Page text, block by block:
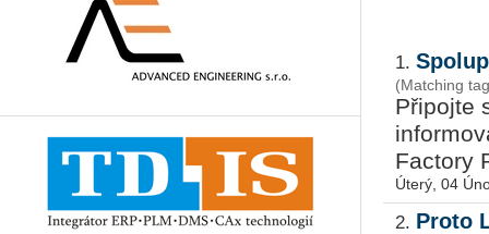
1.
(Matching
Při­poj­te
Fac­to­ry
Úterý, 04
2. Proto